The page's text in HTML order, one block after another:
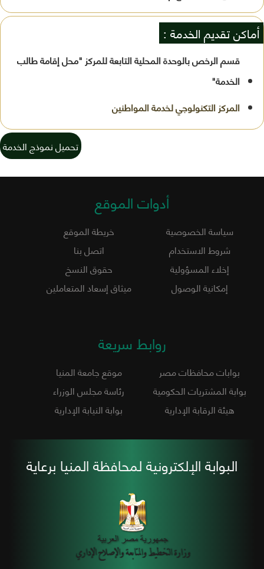
أماكن تقديم الخدمة :
قسم الرخص بالوحدة المحلية التابعة للمركز "محل إقامة طالب
الخدمة"
تحميل نموذج الخدمة
أدوات الموقع
سياسة الخصوصية
خريطة الموقع
شروط الاستخدام
اتصل بنا
إخلاء المسؤولية
حقوق النسخ
إمكانية الوصول
ميثاق إسعاد المتعاملين
روابط سريعة
بوابات محافظات مصر
موقع جامعة المنيا
بوابة المشتريات الحكومية
رئاسة مجلس الوزراء
هيئة الرقابة الإدارية
بوابة النيابة الإدارية
البوابة الإلكترونية لمحافظة المنيا برعاية